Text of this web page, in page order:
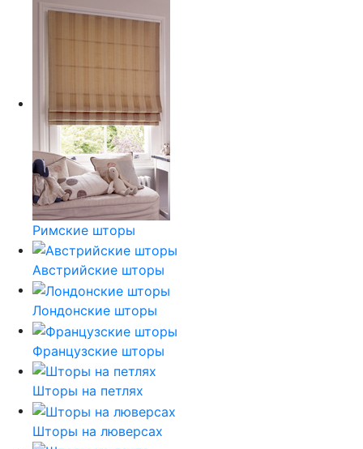
Римские шторы
Австрийские шторы
Лондонские шторы
Французские шторы
Шторы на петлях
Шторы на люверсах